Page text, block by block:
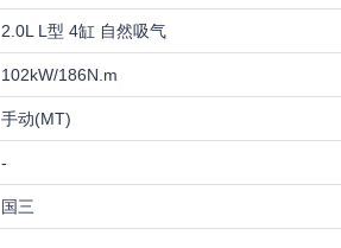
2.0L L型 4缸 自然吸气
102kW/186N.m
手动(MT)
-
国三